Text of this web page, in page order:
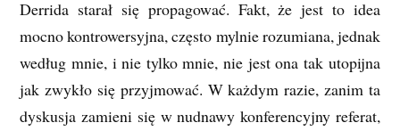
Derrida starał się propagować. Fakt, że jest to idea
mocno kontrowersyjna, często mylnie rozumiana, jednak
według mnie, i nie tylko mnie, nie jest ona tak utopijna
jak zwykło się przyjmować. W każdym razie, zanim ta
dyskusja zamieni się w nudnawy konferencyjny referat,